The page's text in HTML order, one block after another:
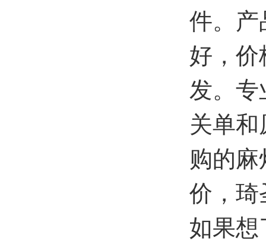
件。产
好，价
发。专
关单
购的
价，琦
如果想